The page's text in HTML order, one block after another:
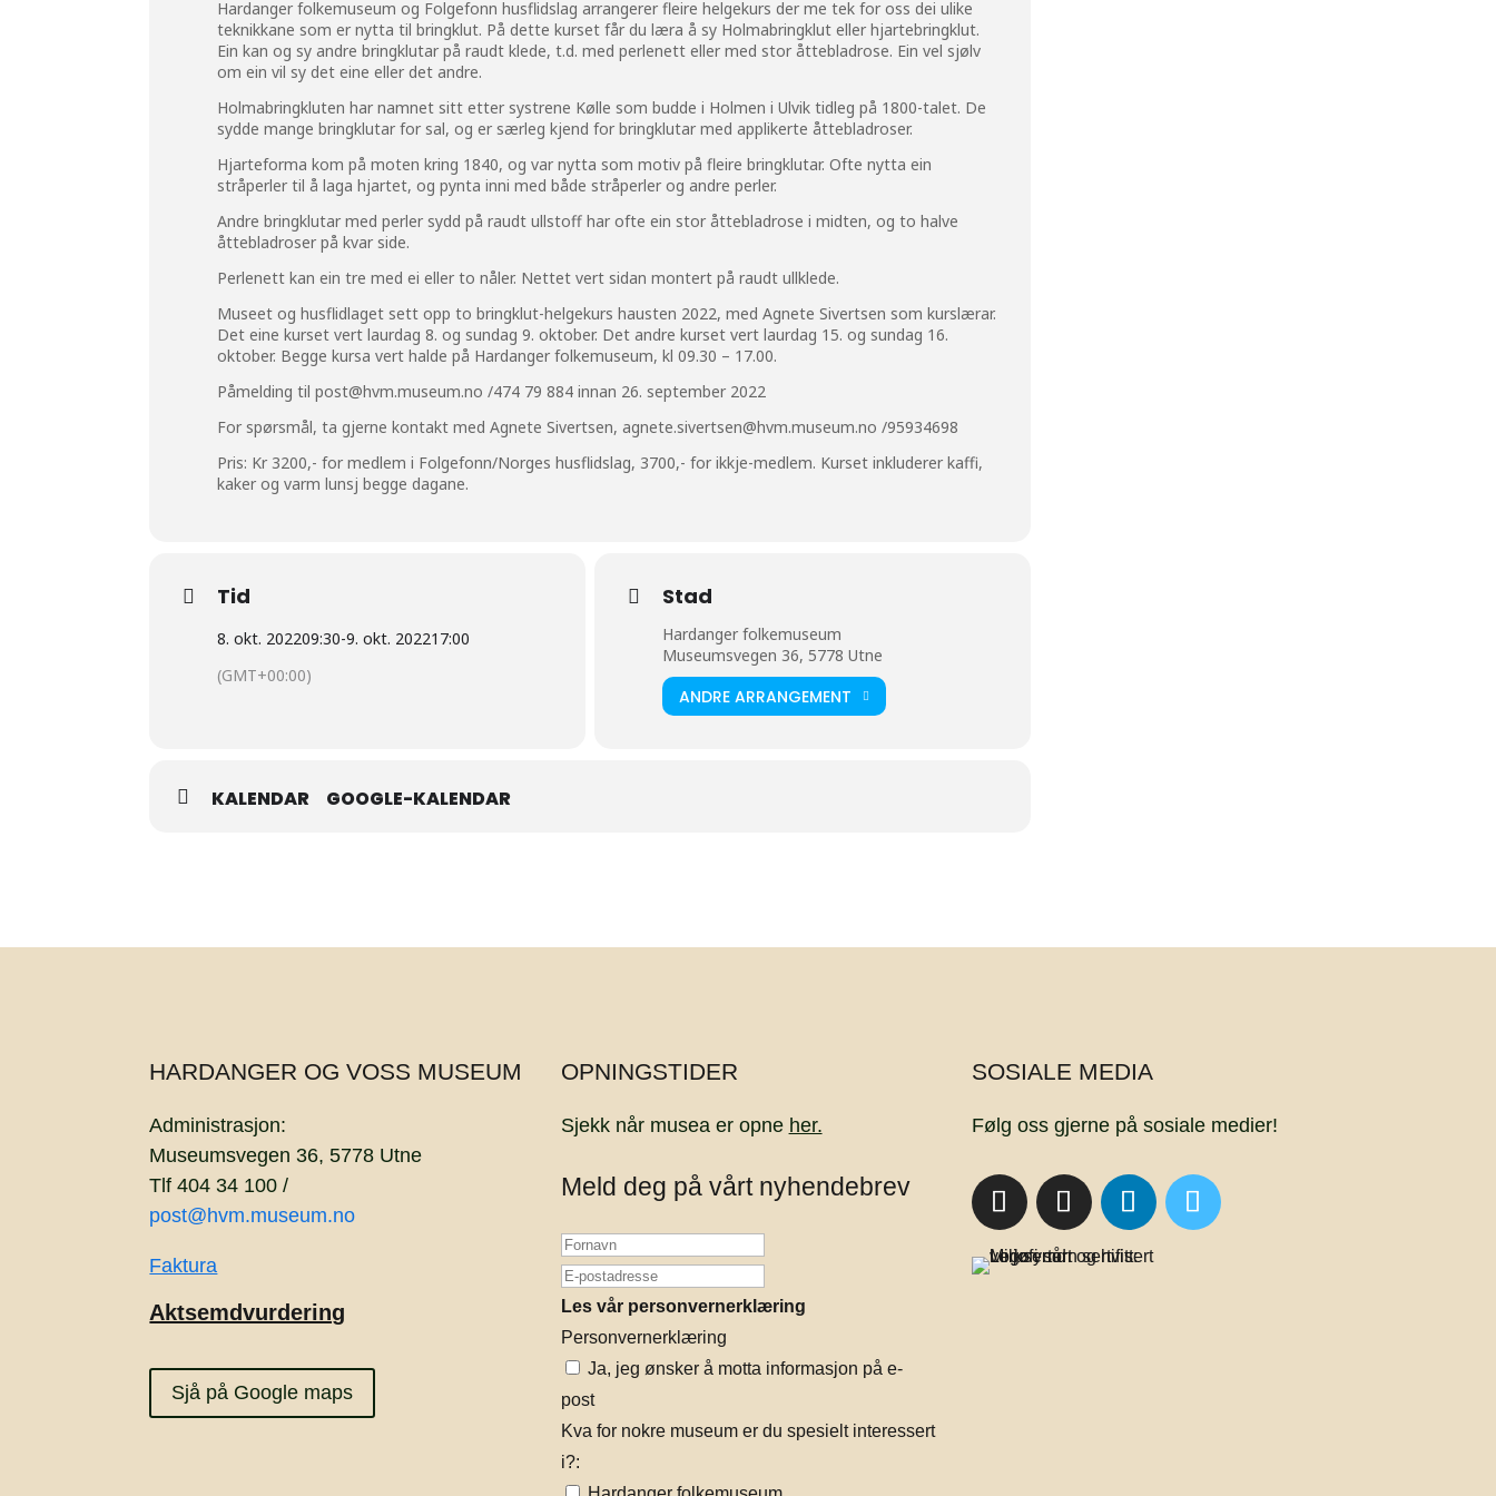
Hardanger folkemuseum og Folgefonn husflidslag arrangerer fleire helgekurs der me tek for oss dei ulike
teknikkane som er nytta til bringklut. På dette kurset får du læra å sy Holmabringklut eller hjartebringklut.
Ein kan og sy andre bringklutar på raudt klede, t.d. med perlenett eller med stor åttebladrose. Ein vel sjølv
om ein vil sy det eine eller det andre.
Holmabringkluten har namnet sitt etter systrene Kølle som budde i Holmen i Ulvik tidleg på 1800-talet. De
sydde mange bringklutar for sal, og er særleg kjend for bringklutar med applikerte åttebladroser.
Hjarteforma kom på moten kring 1840, og var nytta som motiv på fleire bringklutar. Ofte nytta ein
stråperler til å laga hjartet, og pynta inni med både stråperler og andre perler.
Andre bringklutar med perler sydd på raudt ullstoff har ofte ein stor åttebladrose i midten, og to halve
åttebladroser på kvar side.
Perlenett kan ein tre med ei eller to nåler. Nettet vert sidan montert på raudt ullklede.
Museet og husflidlaget sett opp to bringklut-helgekurs hausten 2022, med Agnete Sivertsen som kurslærar.
Det eine kurset vert laurdag 8. og sundag 9. oktober. Det andre kurset vert laurdag 15. og sundag 16.
oktober. Begge kursa vert halde på Hardanger folkemuseum, kl 09.30 – 17.00.
Påmelding tilpost@hvm.museum.no /474 79 884 innan 26. september 2022
For spørsmål, ta gjerne kontakt med Agnete Sivertsen,agnete.sivertsen@hvm.museum.no /95934698
Pris: Kr 3200,- for medlem i Folgefonn/Norges husflidslag, 3700,- for ikkje-medlem. Kurset inkluderer kaffi,
kaker og varm lunsj begge dagane.
Tid
8. okt. 202209:30-9. okt. 202217:00
(GMT+00:00)
Stad
Hardanger folkemuseum
Museumsvegen 36, 5778 Utne
ANDRE ARRANGEMENT
KALENDAR GOOGLE-KALENDAR
HARDANGER OG VOSS MUSEUM
Administrasjon:
Museumsvegen 36, 5778 Utne
Tlf 404 34 100 /
post@hvm.museum.no
Faktura
Aktsemdvurdering
Sjå på Google maps
OPNINGSTIDER
Sjekk når musea er opne her.
Meld deg på vårt nyhendebrev
Les vår personvernerklæring
Personvernerklæring
Ja, jeg ønsker å motta informasjon på e-
post
Kva for nokre museum er du spesielt interessert
i?:
SOSIALE MEDIA
Følg oss gjerne på sosiale medier!